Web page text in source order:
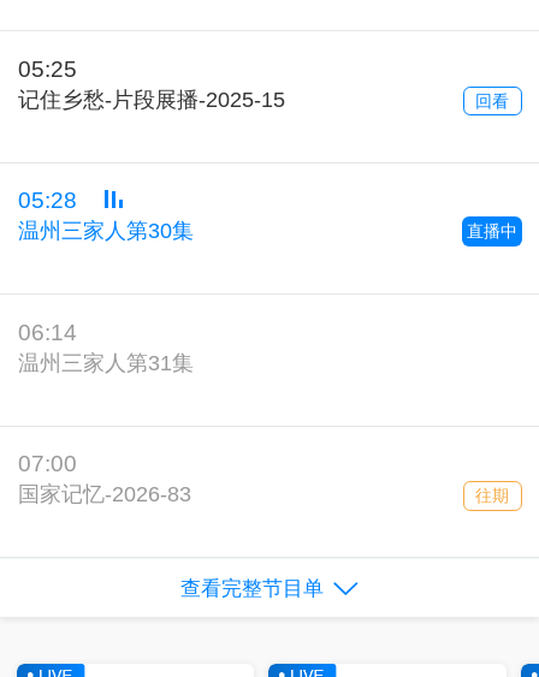
05:25
记住乡愁-片段展播-2025-15 回看
05:28
温州三家人第30集 直播中
06:14
温州三家人第31集
07:00
国家记忆-2026-83 往期
查看完整节目单